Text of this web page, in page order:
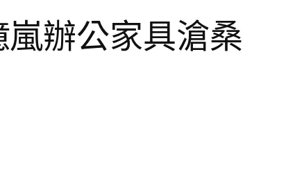
辦公家具滄桑